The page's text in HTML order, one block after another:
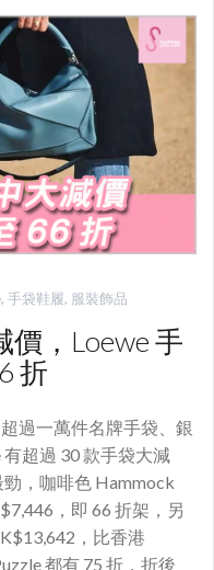
, 手袋鞋履, 服裝飾品
價，Loewe 手
折
過一萬件名牌手袋、銀
超過 30 款手袋大減
，咖啡色 Hammock
，即 66 折架，另
，比香港
都有 75 折，折後